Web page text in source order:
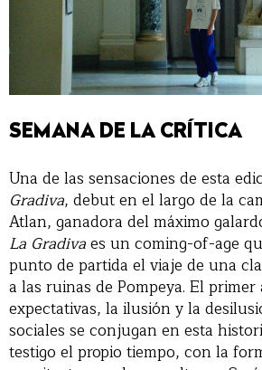
SEMANA DE LA CRÍTICA
Una de las sensaciones de esta
Gradiva, debut en el largo de la
Atlan, ganadora del máximo
La Gradivaes un coming-of-age
punto de partida el viaje de una
a las ruinas de Pompeya. El primer
expectativas, la ilusión y la
sociales se conjugan en esta
testigo el propio tiempo, con la